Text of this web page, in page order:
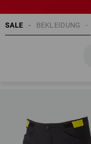
SALE BEKLEIDUNG